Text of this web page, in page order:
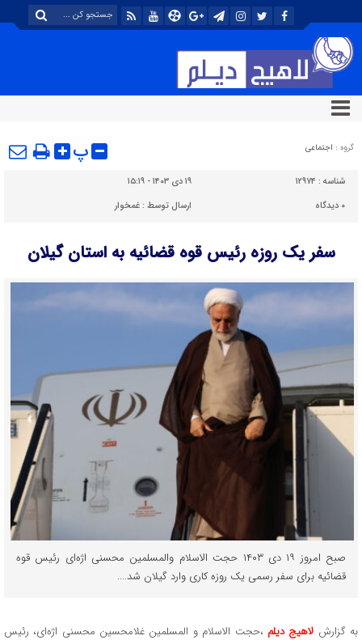
گروه : اجتماعی پ
شناسه : ۱۲۹۷۴
۱۹ دی ۱۴۰۳ - ۱۵:۱۹
۰ دیدگاه ارسال توسط :غمخوار
سفر یک روزه رئیس قوه قضائیه به استان گیلان
صبح امروز ۱۹ دی ۱۴۰۳ حجت الاسلام والمسلمین محسنی اژه‌ای رئیس قوه
قضائیه برای سفر رسمی یک روزه کاری وارد گیلان شد....
به گزارش لاهیج دیلم ،حجت الاسلام و المسلمین غلامحسین محسنی اژه‌ای، رئیس